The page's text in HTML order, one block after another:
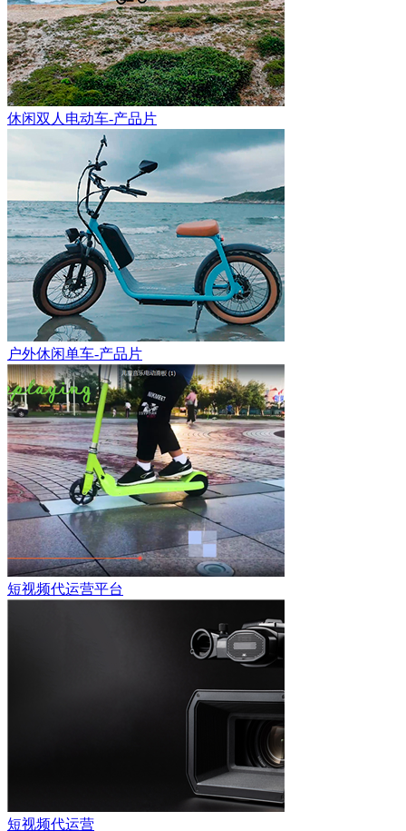
休闲双人电动车-产品片
户外休闲单车-产品片
短视频代运营平台
短视频代运营